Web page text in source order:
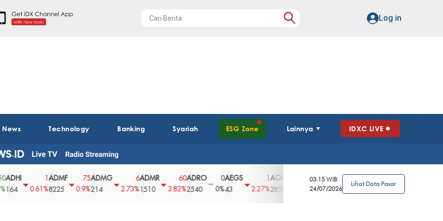
Log in
Technology Banking Syariah ESG Zone Lainnya IDXC LIVE
0.61%
ADMF
8225
75
0.9%
ADMG
214
2.73%
ADMR
1510
60
3.82%
ADRO
2540
0
0%
AEGS
2.27% 2850
3.39%
AGRO
4
2.63%
AGRS
0%
03.15 WIB
24/07/2026
Lihat Data Pasar